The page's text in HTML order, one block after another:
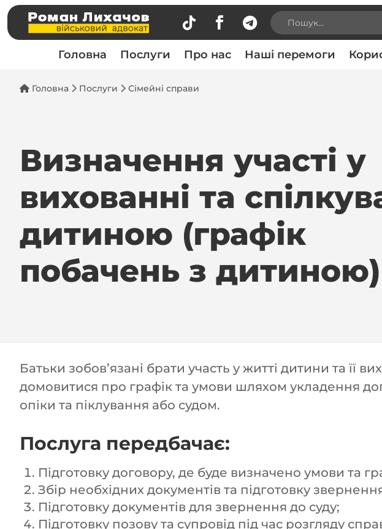
  
Головна Послуги Про нас Наші перемоги
Головна Послуги Сімейні справи
Визначення участі у
вихованні та
дитиною (графік
побачень з дитиною)
Батьки зобов’язані брати участь у житті дитини та
домовитися про графік та умови шляхом укладення
опіки та піклування або судом.
Послуга передбачає:
Підготовку договору, де буде визначено умови та
Збір необхідних документів та підготовку
Підготовку документів для звернення до суду;
Підготовку позову та супровід під час розгляду